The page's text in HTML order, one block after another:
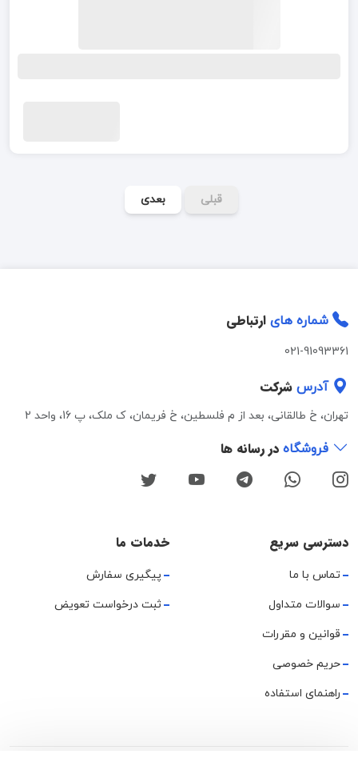
قبلی بعدی
شماره های ارتباطی
021-91093361
آدرس شرکت
تهران، خ طالقانی، بعد از م فلسطین، خ فریمان، ک ملک، پ 16، واحد 2
فروشگاه در رسانه ها
دسترسی سریع
تماس با ما
سوالات متداول
قوانین و مقررات
حریم خصوصی
راهنمای استفاده
خدمات ما
پیگیری سفارش
ثبت درخواست تعویض